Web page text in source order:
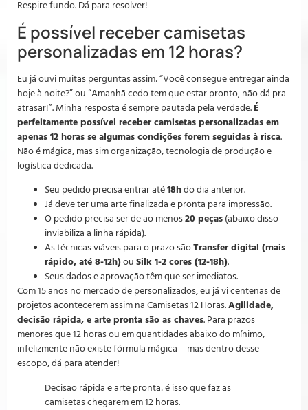
Respire fundo. Dá para resolver!
É possível receber camisetas
personalizadas em 12 horas?
Eu já ouvi muitas perguntas assim: “Você consegue entregar ainda
hoje à noite?” ou “Amanhã cedo tem que estar pronto, não dá pra
atrasar!”. Minha resposta é sempre pautada pela verdade. É
perfeitamente possível receber camisetas personalizadas em
apenas 12 horas se algumas condições forem seguidas à risca.
Não é mágica, mas sim organização, tecnologia de produção e
logística dedicada.
Seu pedido precisa entrar até18hdo dia anterior.
Já deve ter uma arte finalizada e pronta para impressão.
O pedido precisa ser de ao menos20 peças (abaixo disso
inviabiliza a linha rápida).
As técnicas viáveis para o prazo sãoTransfer digital (mais
rápido, até 8-12h)ou Silk 1-2 cores (12-18h).
Seus dados e aprovação têm que ser imediatos.
Com 15 anos no mercado de personalizados, eu já vi centenas de
projetos acontecerem assim na Camisetas 12 Horas.Agilidade,
decisão rápida, e arte pronta são as chaves. Para prazos
menores que 12 horas ou em quantidades abaixo do mínimo,
infelizmente não existe fórmula mágica – mas dentro desse
escopo, dá para atender!
Decisão rápida e arte pronta: é isso que faz as
camisetas chegarem em 12 horas.